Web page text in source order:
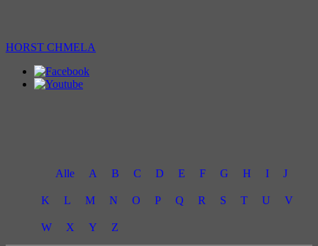
HORST CHMELA
Alle A B C D E F G H I J
K L M N O P Q R S T U V
W X Y Z